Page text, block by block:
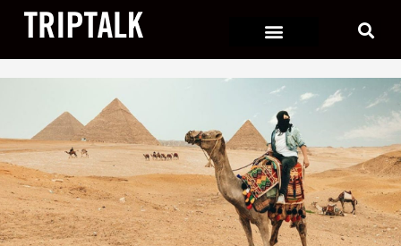
de
inhoud